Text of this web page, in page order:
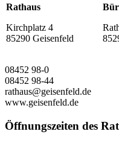
Rathaus
Kirchplatz 4
85290 Geisenfeld
08452 98-0
08452 98-44
rathaus@geisenfeld.de
www.geisenfeld.de
Öffnungszeiten des